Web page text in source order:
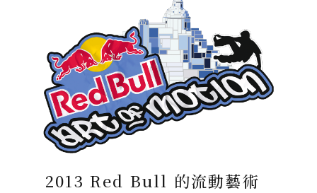
2013 Red Bull 的流動藝術